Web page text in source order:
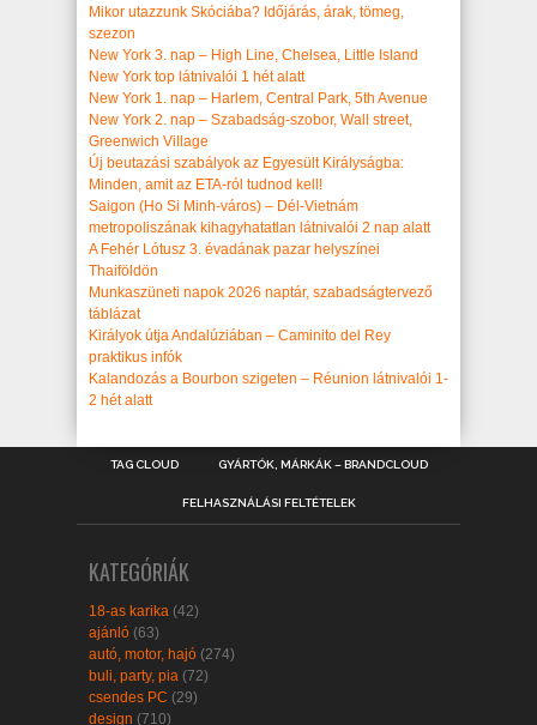
Mikor utazzunk Skóciába? Időjárás, árak, tömeg,
szezon
New York 3. nap – High Line, Chelsea, Little Island
New York top látnivalói 1 hét alatt
New York 1. nap – Harlem, Central Park, 5th Avenue
New York 2. nap – Szabadság-szobor, Wall street,
Greenwich Village
Új beutazási szabályok az Egyesült Királyságba:
Minden, amit az ETA-ról tudnod kell!
Saigon (Ho Si Minh-város) – Dél-Vietnám
metropoliszának kihagyhatatlan látnivalói 2 nap alatt
A Fehér Lótusz 3. évadának pazar helyszínei
Thaiföldön
Munkaszüneti napok 2026 naptár, szabadságtervező
táblázat
Királyok útja Andalúziában – Caminito del Rey
praktikus infók
Kalandozás a Bourbon szigeten – Réunion látnivalói 1-
2 hét alatt
TAG CLOUD GYÁRTÓK, MÁRKÁK – BRANDCLOUD
FELHASZNÁLÁSI FELTÉTELEK
KATEGÓRIÁK
18-as karika (42)
ajánló (63)
autó, motor, hajó (274)
buli, party, pia (72)
csendes PC (29)
design (710)